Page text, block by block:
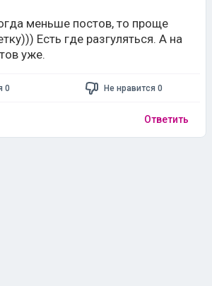
меньше постов, то проще
Есть где разгуляться. А на
уже.
0 Не нравится 0
Ответить